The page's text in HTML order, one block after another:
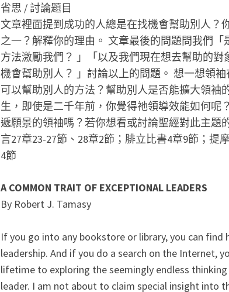
省思 / 討論題目
文章裡面提到成功的人總是在找機會幫助別人？
之一？解釋你的理由。 文章最後的問題問我們「
方法激勵我們？ 」「以及我們現在想去幫助的
機會幫助別人？ 」討論以上的問題。 想一想領
可以幫助別人的方法？幫助別人是否能擴大領袖
生，即使是二千年前，你覺得祂領導效能如何呢
遞願景的領袖嗎？ 若你想看或討論聖經對此主題
言27章23-27節、28章2節；腓立比書4章9節；提
4節
A COMMON TRAIT OF EXCEPTIONAL LEADERS
By Robert J. Tamasy
If you go into any bookstore or library, you can find
leadership. And if you do a search on the Internet,
lifetime to exploring the seemingly endless
leader. I am not about to claim special insight into